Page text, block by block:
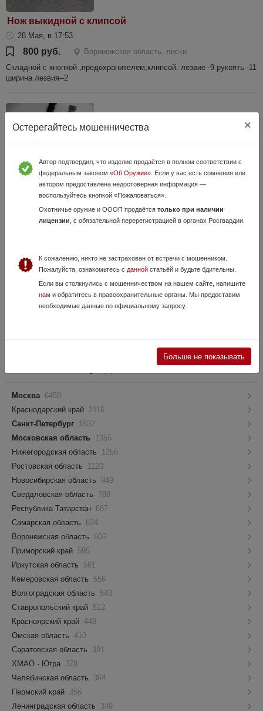
Нож выкидной с клипсой
28 Мая, в 17:53
800 руб.
Воронежская область, лиски
Складной с кнопкой ,предохранителем,клипсой. лезвие -9 рукоять -11
ширина лезвия--2
Ножи авторские
нержавейка. Твердость 58-59 единиц. Длина лезвия 20см. Толщина
лезвия 3мм. Рукоять текстолит с обмоткой спецшнуром. Грубая
Остерегайтесь мошенничества ×
Автор подтвердил, что изделие продаётся в полном соответствии с
федеральным законом «Об Оружии». Если у вас есть сомнения или
автором предоставлена недостоверная информация —
воспользуйтесь кнопкой «Пожаловаться».
Охотничье оружие и ОООП продаётся только при наличии
лицензии , с обязательной перерегистрацией в органах Росгвардии.
К сожалению, никто не застрахован от встречи с мошенником.
Пожалуйста, ознакомьтесь с даннойстатьёй и будьте бдительны.
Если вы столкнулись с мошенничеством на нашем сайте, напишите
нам и обратитесь в правоохранительные органы. Мы предоставим
необходимые данные по официальному запросу.
Больше не показывать
VIP-объявления
Москва 6458
Краснодарский край 2116
Санкт-Петербург
1832
Московская область
1355
Нижегородская область
1256
Ростовская область
1120
Новосибирская область
949
Свердловская область
788
Республика Татарстан 687
Самарская область
624
Воронежская область
605
Приморский край 595
Иркутская область
591
Кемеровская область
556
Волгоградская область
543
Ставропольский край 512
Красноярский край 448
Омская область 410
Саратовская область
391
ХМАО - Югра 378
Челябинская область
364
Пермский край 356
Ленинградская область
349